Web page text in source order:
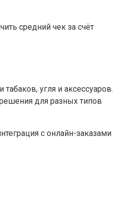
средний чек за счёт
угля и аксессуаров.
для разных типов
с онлайн-заказами